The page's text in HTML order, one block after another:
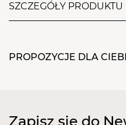
SZCZEGÓŁY PRODUKTU
paznokci słabych i
PROPOZYCJE DLA
Zapisz się do